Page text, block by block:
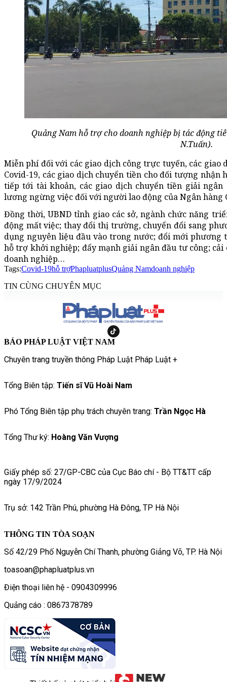
Quảng Nam hỗ trợ cho doanh nghiệp bị tác động
N.Tuấn).
Miễn phí đối với các giao dịch công trực tuyến, các giao
Covid-19, các giao dịch chuyển tiền cho đối tượng
tiếp tới tài khoản, các giao dịch chuyển tiền giải
lương ngừng việc đối với người lao động của Ngân hàng
Đồng thời, UBND tỉnh giao các sở, ngành chức năng
động mất việc; thay đổi thị trường, chuyển đổi sang
dụng nguyên liệu đầu vào trong nước; đổi mới
hỗ trợ khởi nghiệp; đẩy mạnh giải ngân đầu tư công;
doanh nghiệp…
Tags:Covid-19hỗ trợPhapluatplusQuảng Namdoanh nghiệp
TIN CÙNG CHUYÊN MỤC
BÁO PHÁP LUẬT VIỆT NAM
Chuyên trang truyền thông Pháp Luật Pháp Luật +
Tổng Biên tập: Tiến sĩ Vũ Hoài Nam
Phó Tổng Biên tập phụ trách chuyên trang: Trần Ngọc Hà
Tổng Thư ký: Hoàng Văn Vượng
Giấy phép số: 27/GP-CBC của Cục Báo chí - Bộ TT&TT cấp
ngày 17/9/2024
Trụ sở: 142 Trần Phú, phường Hà Đông, TP Hà Nội
THÔNG TIN TÒA SOẠN
Số 42/29 Phố Nguyễn Chí Thanh, phường Giảng Võ, TP. Hà Nội
toasoan@phapluatplus.vn
Điện thoại liên hệ - 0904309996
Quảng cáo : 0867378789